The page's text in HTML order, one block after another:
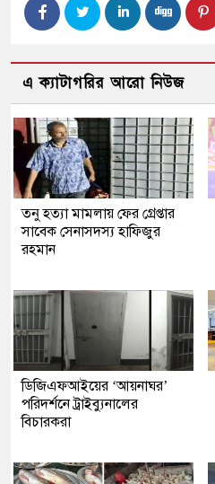
এ ক্যাটাগরির আরো নিউজ
তনু হত্যা মামলায় ফের গ্রেপ্তার
সাবেক সেনাসদস্য হাফিজুর
রহমান
ডিজিএফআইয়ের ‘আয়নাঘর’
পরিদর্শনে ট্রাইব্যুনালের
বিচারকরা